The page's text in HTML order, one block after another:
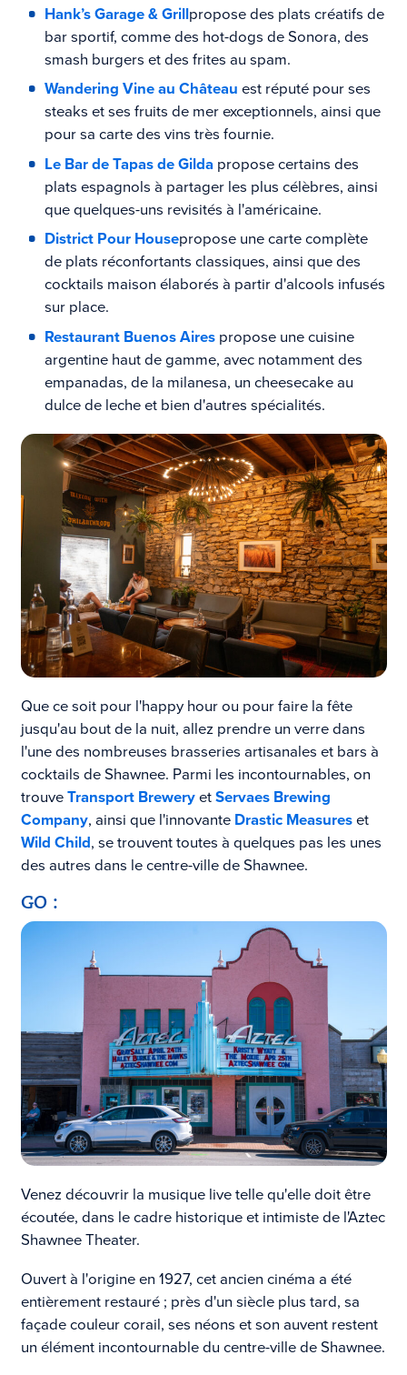
Hank’s Garage & Grillpropose des plats créatifs de
bar sportif, comme des hot-dogs de Sonora, des
smash burgers et des frites au spam.
Wandering Vine au Château est réputé pour ses
steaks et ses fruits de mer exceptionnels, ainsi que
pour sa carte des vins très fournie.
Le Bar de Tapas de Gilda propose certains des
plats espagnols à partager les plus célèbres, ainsi
que quelques-uns revisités à l'américaine.
District Pour Housepropose une carte complète
de plats réconfortants classiques, ainsi quedes
cocktails maison élaborés à partir d'alcools infusés
sur place.
Restaurant Buenos Airespropose une cuisine
argentine haut de gamme, avec notamment des
empanadas, de la milanesa, un cheesecake au
dulce de leche et bien d'autres spécialités.
Que ce soit pour l'happy hour ou pour faire la fête
jusqu'au bout de la nuit, allez prendre un verre dans
l'une des nombreuses brasseries artisanales et bars à
cocktails de Shawnee. Parmi les incontournables, on
trouveTransport BreweryetServaes Brewing
Company, ainsi que l'innovante Drastic Measureset
Wild Child, se trouvent toutes à quelques pas les unes
des autres dans le centre-ville de Shawnee.
GO :
Venez découvrir la musique live telle qu'elle doit être
écoutée, dans le cadre historique et intimiste de l'Aztec
Shawnee Theater.
Ouvert à l'origine en 1927, cet ancien cinéma a été
entièrement restauré ; près d'un siècle plus tard, sa
façade couleur corail, ses néons et son auvent restent
un élément incontournable du centre-ville de Shawnee.